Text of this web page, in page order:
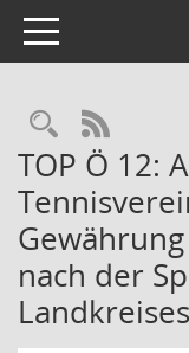
Toggle navigation
RSS-
TOP Ö 12:
nach der